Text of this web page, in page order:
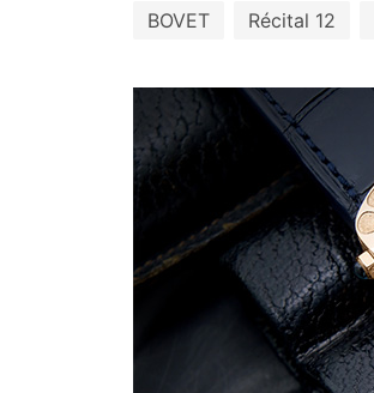
BOVET Récital 12